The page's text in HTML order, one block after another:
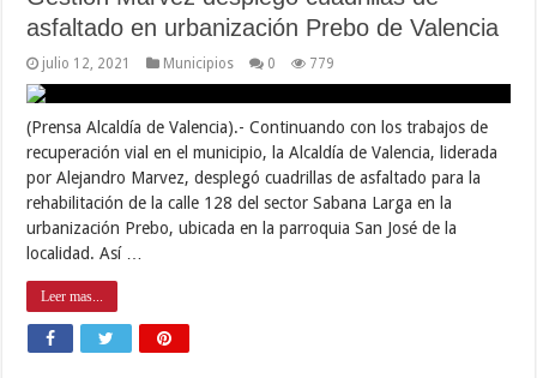
asfaltado en urbanización Prebo de Valencia
julio 12, 2021 Municipios 0 779
(Prensa Alcaldía de Valencia).- Continuando con los trabajos de
recuperación vial en el municipio, la Alcaldía de Valencia, liderada
por Alejandro Marvez, desplegó cuadrillas de asfaltado para la
rehabilitación de la calle 128 del sector Sabana Larga en la
urbanización Prebo, ubicada en la parroquia San José de la
localidad. Así …
Leer mas...